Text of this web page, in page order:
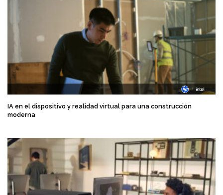
IA en el dispositivo y realidad virtual para una construcción
moderna